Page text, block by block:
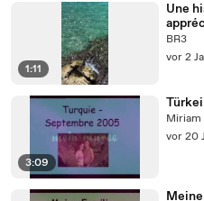
1:11
Une
BR3
vor 2
3:09
Miriam
vor 20